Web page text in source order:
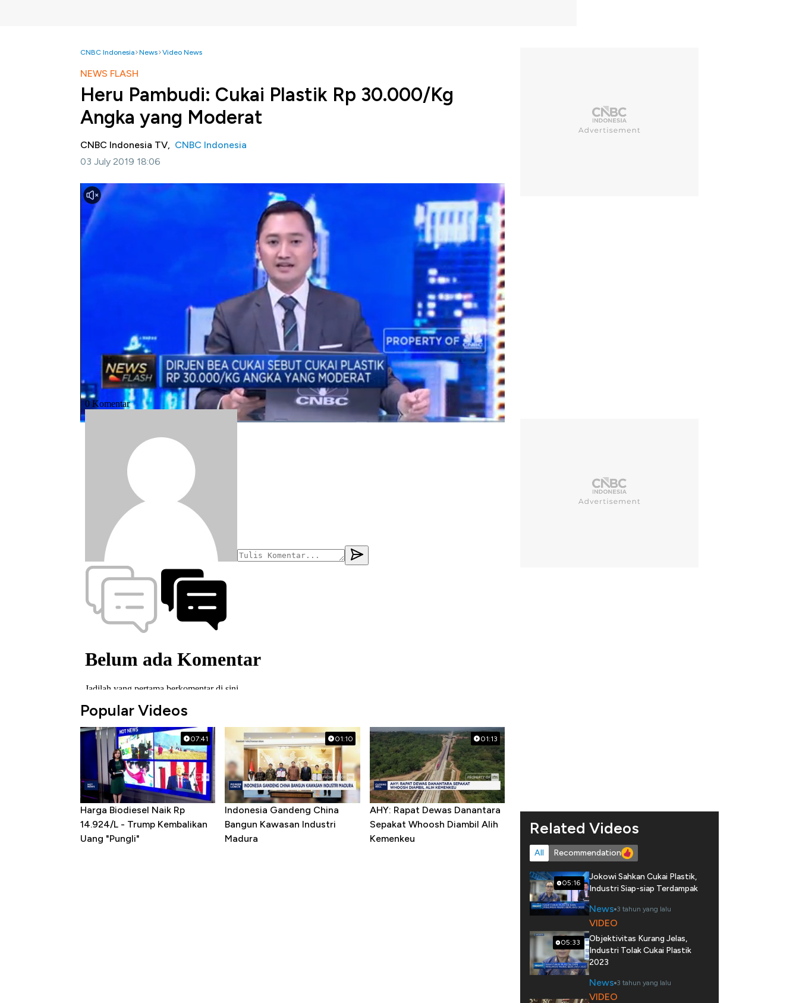
CNBC Indonesia News Video News
NEWS FLASH
Heru Pambudi: Cukai Plastik Rp 30.000/Kg
Angka yang Moderat
CNBC Indonesia TV, CNBC Indonesia
03 July 2019 18:06
Jakarta, CNBC Indonesia -
Cukai plastik di Indonesia diharapkan mampu kendalikan produksi dan
konsumsi plastik bagi masyarakat maupun para pelaku industri. Diterapkannya cukai terhadap plastik
masih menjadi perbincangan di kalangan pemerintahan juga para pelaku industri.
Selengkapnya dalam News Flash program Closing Bell,CNBC Indonesia (Rabu, 03/06/2019) berikut
#cukai plastik #plastik #produksi dan konsumsi
Popular Videos
07:41
Harga Biodiesel Naik Rp
14.924/L - Trump Kembalikan
Uang "Pungli"
01:10
Indonesia Gandeng China
Bangun Kawasan Industri
Madura
01:13
AHY: Rapat Dewas Danantara
Sepakat Whoosh Diambil Alih
Kemenkeu
Related Videos
All Recommendation
05:16
Jokowi Sahkan Cukai Plastik,
Industri Siap-siap Terdampak
News 3 tahun yang lalu
05:33
VIDEO
Objektivitas Kurang Jelas,
Industri Tolak Cukai Plastik
2023
News 3 tahun yang lalu
VIDEO